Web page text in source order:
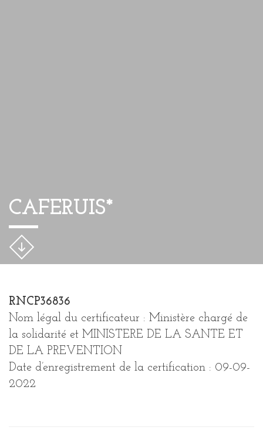
CAFERUIS*
RNCP36836
Nom légal du certificateur : Ministère chargé de
la solidarité et MINISTERE DE LA SANTE ET
DE LA PREVENTION
Date d’enregistrement de la certification : 09-09-
2022